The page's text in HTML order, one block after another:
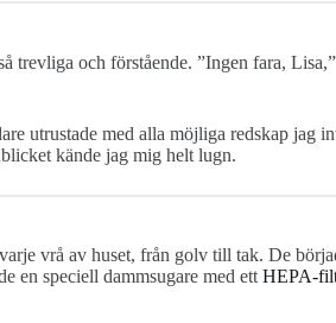
trevliga och förstående. ”Ingen fara,
utrustade med alla möjliga redskap jag
kände jag mig helt lugn.
vrå av huset, från golv till tak. De
en speciell dammsugare med ett HEPA-